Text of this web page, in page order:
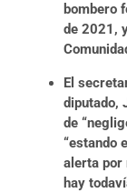
bombero
de 2021,
El
diputado,
de
“estando
alerta por
hay